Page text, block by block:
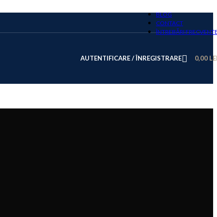
BLOG
CONTACT
ÎNTREBĂRI
AUTENTIFICARE / ÎNREGISTRARE 0,00